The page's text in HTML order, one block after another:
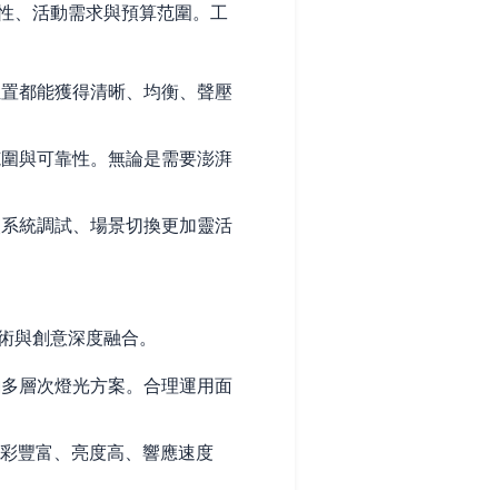
、活動需求與預算范圍。工
都能獲得清晰、均衡、聲壓
與可靠性。無論是需要澎湃
統調試、場景切換更加靈活
創意深度融合。
層次燈光方案。合理運用面
豐富、亮度高、響應速度